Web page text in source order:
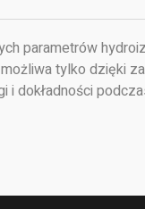
parametrów
tylko dzięki
i dokładności